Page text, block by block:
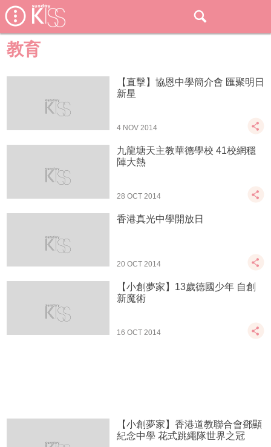
教育
【直擊】協恩中學簡介會 匯聚明日
新星
4 NOV 2014
九龍塘天主教華德學校 41校網穩
陣大熱
28 OCT 2014
香港真光中學開放日
20 OCT 2014
【小創夢家】13歲德國少年 自創
新魔術
16 OCT 2014
【小創夢家】香港道教聯合會鄧顯
紀念中學 花式跳繩隊世界之冠